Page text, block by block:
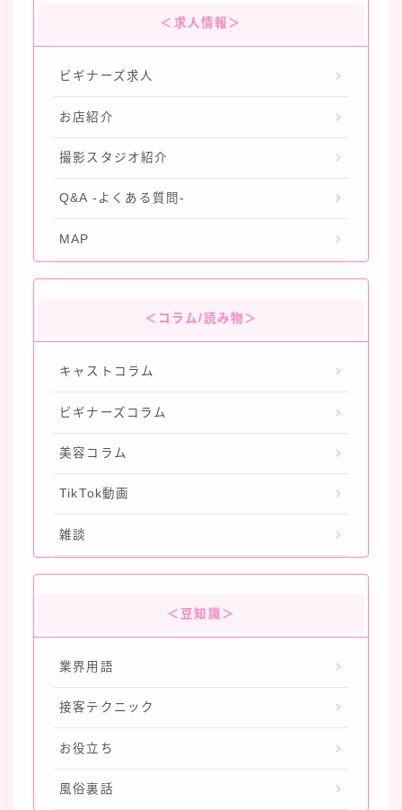
＜求人情報＞
ビギナーズ求人
お店紹介
撮影スタジオ紹介
Q&A -よくある質問-
MAP
＜コラム/読み物＞
キャストコラム
ビギナーズコラム
美容コラム
TikTok動画
雑談
＜豆知識＞
業界用語
接客テクニック
お役立ち
風俗裏話